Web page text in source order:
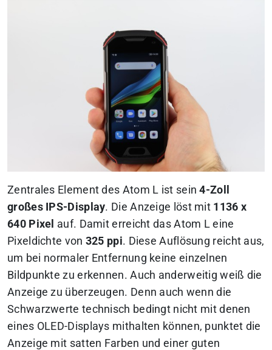
Zentrales Element des Atom L ist sein4-Zoll
großes IPS-Display. Die Anzeige löst mit 1136 x
640 Pixel auf. Damit erreicht das Atom L eine
Pixeldichte von 325 ppi. Diese Auflösung reicht aus,
um bei normaler Entfernung keine einzelnen
Bildpunkte zu erkennen. Auch anderweitig weiß die
Anzeige zu überzeugen. Denn auch wenn die
Schwarzwerte technisch bedingt nicht mit denen
eines OLED-Displays mithalten können, punktet die
Anzeige mit satten Farben und einer guten